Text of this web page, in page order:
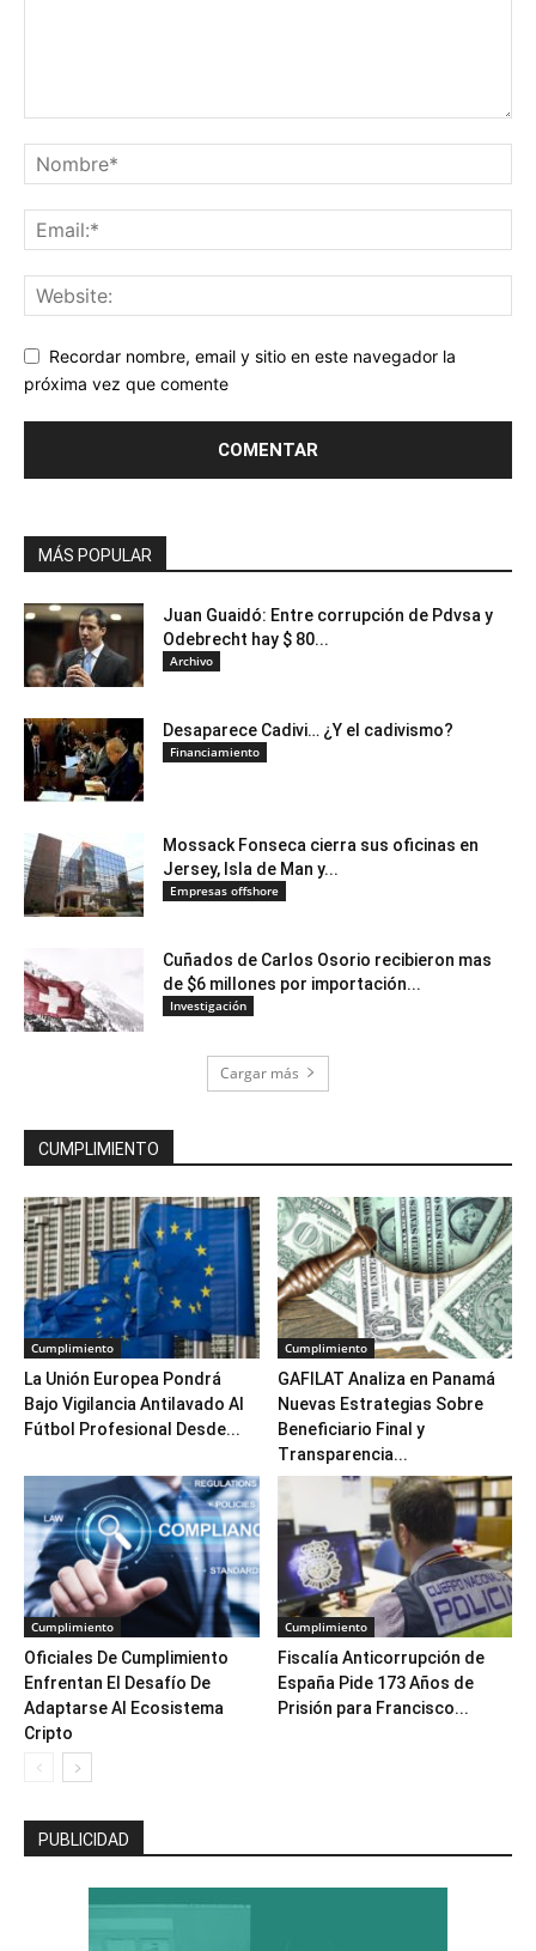
Recordar nombre, email y sitio en este navegador la
próxima vez que comente
MÁS POPULAR
Juan Guaidó: Entre corrupción de Pdvsa y
Odebrecht hay $ 80...
Archivo
Desaparece Cadivi… ¿Y el cadivismo?
Financiamiento
Mossack Fonseca cierra sus oficinas en
Jersey, Isla de Man y...
Empresas offshore
Cuñados de Carlos Osorio recibieron mas
de $6 millones por importación...
Investigación
Cargar más
CUMPLIMIENTO
Cumplimiento
La Unión Europea Pondrá
Bajo Vigilancia Antilavado Al
Fútbol Profesional Desde...
Cumplimiento
GAFILAT Analiza en Panamá
Nuevas Estrategias Sobre
Beneficiario Final y
Transparencia...
Cumplimiento
Oficiales De Cumplimiento
Enfrentan El Desafío De
Adaptarse Al Ecosistema
Cripto
Cumplimiento
Fiscalía Anticorrupción de
España Pide 173 Años de
Prisión para Francisco...
PUBLICIDAD